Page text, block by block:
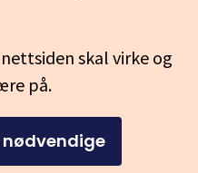
skal virke og
på.
nødvendige